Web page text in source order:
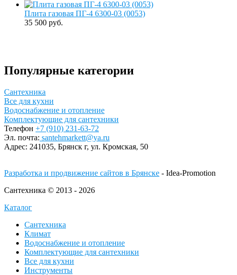
Плита газовая ПГ-4 6300-03 (0053)
35 500 руб.
Популярные категории
Сантехника
Все для кухни
Водоснабжение и отопление
Комплектующие для сантехники
Телефон +7 (910) 231-63-72
Эл. почта: santehmarkett@ya.ru
Адрес: 241035, Брянск г, ул. Кромская, 50
Разработка и продвижение сайтов в Брянске - Idea-Promotion
Сантехника © 2013 - 2026
Каталог
Сантехника
Климат
Водоснабжение и отопление
Комплектующие для сантехники
Все для кухни
Инструменты